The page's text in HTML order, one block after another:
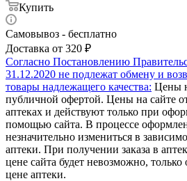
Купить
Самовывоз - бесплатно
Доставка от 320 ₽
Согласно Постановлению
31.12.2020 не подлежат обмену и
товары надлежащего качества: Цены
публичной офертой. Цены на сайте
аптеках и действуют только при
помощью сайта. В процессе
незначительно измениться в
аптеки. При получении заказа в
цене сайта будет невозможно,
цене аптеки.